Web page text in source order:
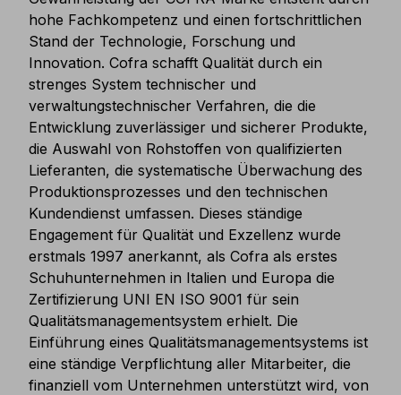
hohe Fachkompetenz und einen fortschrittlichen
Stand der Technologie, Forschung und
Innovation. Cofra schafft Qualität durch ein
strenges System technischer und
verwaltungstechnischer Verfahren, die die
Entwicklung zuverlässiger und sicherer Produkte,
die Auswahl von Rohstoffen von qualifizierten
Lieferanten, die systematische Überwachung des
Produktionsprozesses und den technischen
Kundendienst umfassen. Dieses ständige
Engagement für Qualität und Exzellenz wurde
erstmals 1997 anerkannt, als Cofra als erstes
Schuhunternehmen in Italien und Europa die
Zertifizierung UNI EN ISO 9001 für sein
Qualitätsmanagementsystem erhielt. Die
Einführung eines Qualitätsmanagementsystems ist
eine ständige Verpflichtung aller Mitarbeiter, die
finanziell vom Unternehmen unterstützt wird, von